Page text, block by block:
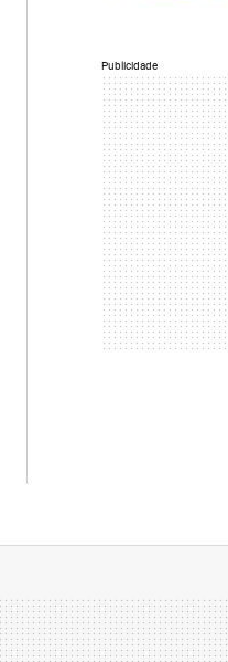
Publicidade